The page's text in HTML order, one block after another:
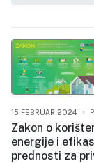
15 FEBRUAR 2024
Zakon o
energije i
prednosti za